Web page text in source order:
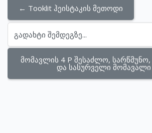
← Tooklit ჰეისტაკის მეთოდი
გადახტი შემდეგზე...
მომავლის 4 P შესაძლო,
და სასურველი